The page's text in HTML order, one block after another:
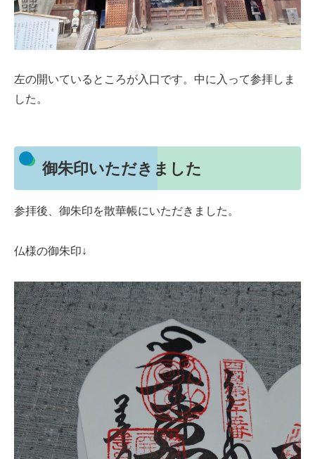
左の開いているところが入口です。中に入って参拝しま
した。
御朱印いただきました
参拝後、御朱印を散華帳にいただきました。
仏様の御朱印↓